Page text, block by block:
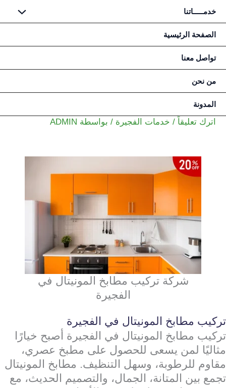
تخطي
إلى
المحتوى
خدمـــــاتنا
الصفحة الرئيسية
تواصل معنا
من نحن
المدونة
اترك تعليقاً / خدمات الفجيرة / بواسطة ADMIN
شركة تركيب مطابخ المونيتال في
الفجيرة
تركيب مطابخ المونيتال في الفجيرة
تركيب مطابخ المونيتال في الفجيرة أصبح خيارًا
مثاليًا لمن يسعى للحصول على مطبخ عصري،
مقاوم للرطوبة، وسهل التنظيف. مطابخ المونيتال
تجمع بين المتانة، الجمال، والتصميم الحديث، مع